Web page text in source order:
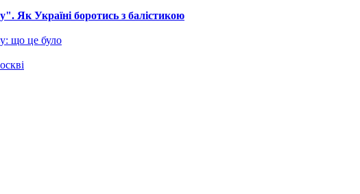
Як Україні боротись з балістикою
що це було